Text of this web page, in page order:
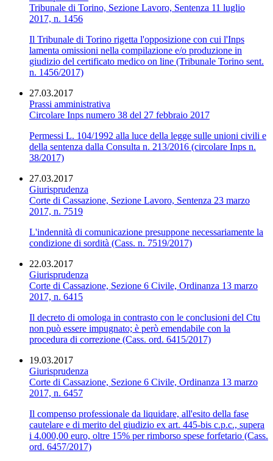
Tribunale di Torino, Sezione Lavoro, Sentenza 11 luglio
2017, n. 1456
Il Tribunale di Torino rigetta l'opposizione con cui l'Inps
lamenta omissioni nella compilazione e/o produzione in
giudizio del certificato medico on line (Tribunale Torino sent.
n. 1456/2017)
27.03.2017
Prassi amministrativa
Circolare Inps numero 38 del 27 febbraio 2017
Permessi L. 104/1992 alla luce della legge sulle unioni civili e
della sentenza dalla Consulta n. 213/2016 (circolare Inps n.
38/2017)
27.03.2017
Giurisprudenza
Corte di Cassazione, Sezione Lavoro, Sentenza 23 marzo
2017, n. 7519
L'indennità di comunicazione presuppone necessariamente la
condizione di sordità (Cass. n. 7519/2017)
22.03.2017
Giurisprudenza
Corte di Cassazione, Sezione 6 Civile, Ordinanza 13 marzo
2017, n. 6415
Il decreto di omologa in contrasto con le conclusioni del Ctu
non può essere impugnato; è però emendabile con la
procedura di correzione (Cass. ord. 6415/2017)
19.03.2017
Giurisprudenza
Corte di Cassazione, Sezione 6 Civile, Ordinanza 13 marzo
2017, n. 6457
Il compenso professionale da liquidare, all'esito della fase
cautelare e di merito del giudizio ex art. 445-bis c.p.c., supera
i 4.000,00 euro, oltre 15% per rimborso spese forfetario (Cass.
ord. 6457/2017)